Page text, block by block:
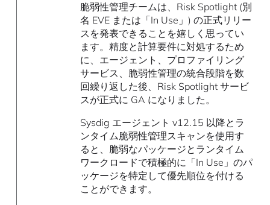
脆弱性管理チームは、Risk Spotlight (別
名 EVE または「In Use」) の正式リリー
スを発表できることを嬉しく思ってい
ます。精度と計算要件に対処するため
に、エージェント、プロファイリング
サービス、脆弱性管理の統合段階を数
回繰り返した後、Risk Spotlight サービ
スが正式に GA になりました。
Sysdig エージェント v12.15 以降とラ
ンタイム脆弱性管理スキャンを使用す
ると、脆弱なパッケージとランタイム
ワークロードで積極的に「In Use」のパ
ッケージを特定して優先順位を付ける
ことができます。